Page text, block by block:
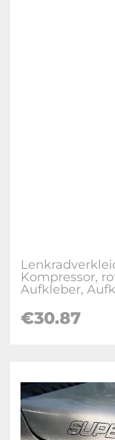
Kompressor,
Aufkleber,
€30.87